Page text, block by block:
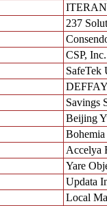
237
CSP, Inc.
Savings
Beijing
Accelya
Yare
Updata
Local